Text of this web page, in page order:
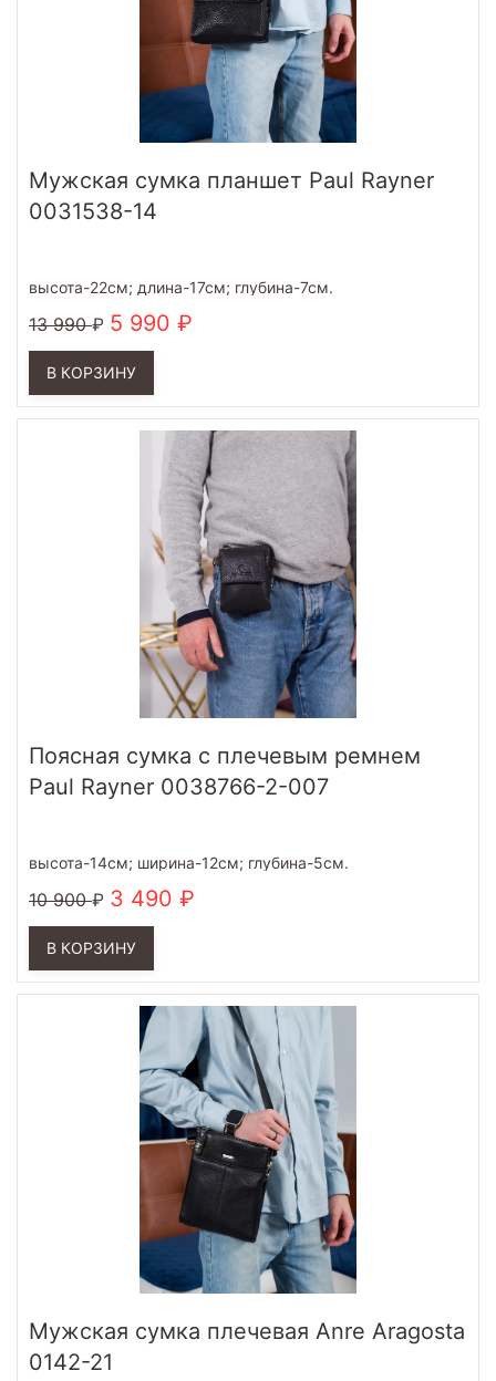
Мужская сумка планшет Paul Rayner
0031538-14
высота-22см; длина-17см; глубина-7см.
13 990 5 990
В КОРЗИНУ
Поясная сумка с плечевым ремнем
Paul Rayner 0038766-2-007
высота-14см; ширина-12см; глубина-5см.
10 900 3 490
В КОРЗИНУ
Мужская сумка плечевая Anre Aragosta
0142-21